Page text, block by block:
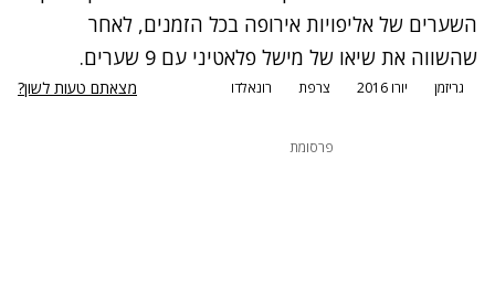
השערים של אליפויות אירופה בכל הזמנים, לאחר
שהשווה את שיאו של מישל פלאטיני עם 9 שערים.
גריזמן יורו 2016 צרפת רונאלדו מצאתם טעות לשון?
פרסומת